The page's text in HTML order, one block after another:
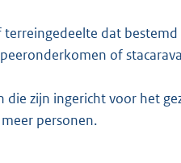
dat
of
zijn ingericht voor het
personen.